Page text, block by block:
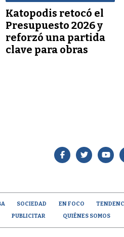
Katopodis retocó el
Presupuesto 2026 y
reforzó una partida
clave para obras
SOCIEDAD EN FOCO
PUBLICITAR
QUIÉNES SOMOS